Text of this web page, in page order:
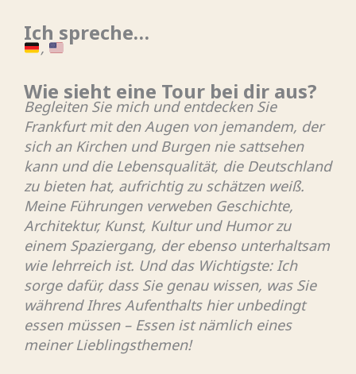
Ich spreche…
,
Wie sieht eine Tour bei dir aus?
Begleiten Sie mich und entdecken Sie
Frankfurt mit den Augen von jemandem, der
sich an Kirchen und Burgen nie sattsehen
kann und die Lebensqualität, die Deutschland
zu bieten hat, aufrichtig zu schätzen weiß.
Meine Führungen verweben Geschichte,
Architektur, Kunst, Kultur und Humor zu
einem Spaziergang, der ebenso unterhaltsam
wie lehrreich ist. Und das Wichtigste: Ich
sorge dafür, dass Sie genau wissen, was Sie
während Ihres Aufenthalts hier unbedingt
essen müssen – Essen ist nämlich eines
meiner Lieblingsthemen!